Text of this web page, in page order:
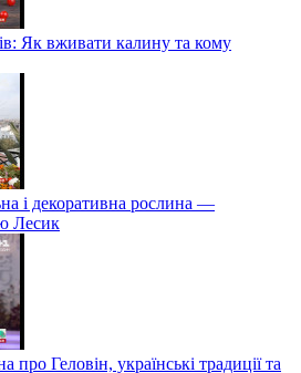
Як вживати калину та кому
і декоративна рослина —
Лесик
Геловін, українські традиції та